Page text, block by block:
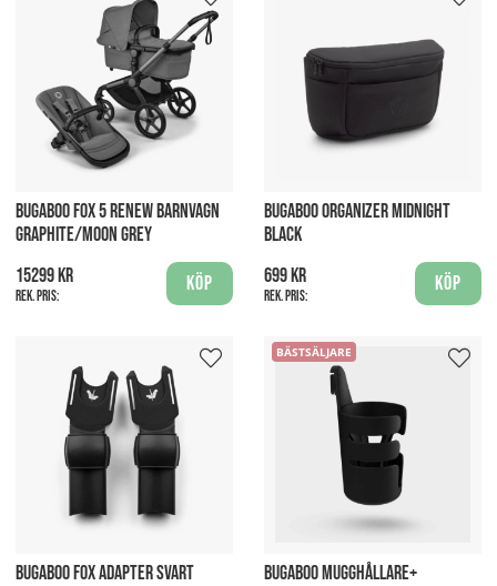
BUGABOO FOX 5 RENEW BARNVAGN
GRAPHITE/MOON GREY
15299 kr
Rek. pris:
Köp
BUGABOO ORGANIZER MIDNIGHT
BLACK
699 kr
Rek. pris:
Köp
BUGABOO FOX ADAPTER SVART
BÄSTSÄLJARE
BUGABOO MUGGHÅLLARE+